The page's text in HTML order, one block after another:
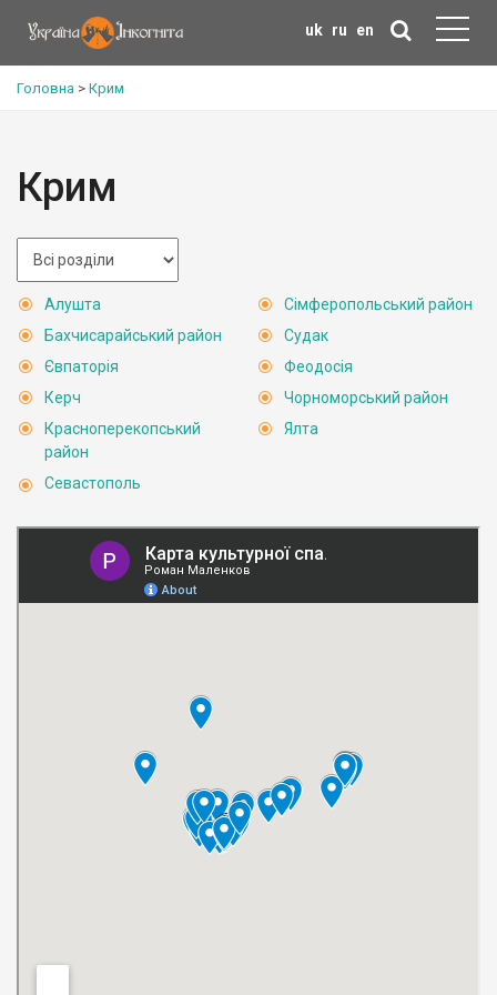
uk ru en
Головна > Крим
Крим
Алушта
Бахчисарайський район
Євпаторія
Керч
Красноперекопський
район
Севастополь
Сімферопольський район
Судак
Феодосія
Чорноморський район
Ялта